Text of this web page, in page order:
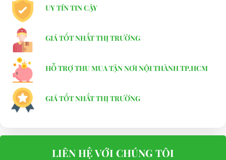
UY TÍN TIN CẬY
GIÁ TỐT NHẤT THỊ TRƯỜNG
HỖ TRỢ THU MUA TẬN NƠI NỘI THÀNH TP.HCM
GIÁ TỐT NHẤT THỊ TRƯỜNG
LIÊN HỆ VỚI CHÚNG TÔI